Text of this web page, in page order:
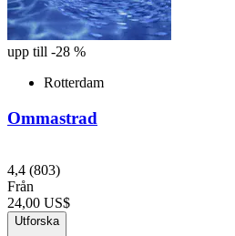
upp till -28 %
Rotterdam
Ommastrad
4,4 (803)
Från
24,00 US$
Utforska